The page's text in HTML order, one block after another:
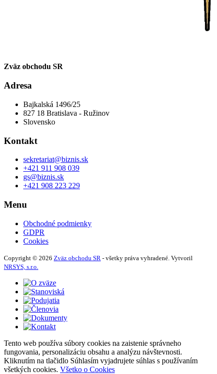
Zväz obchodu SR
Adresa
Bajkalská 1496/25
827 18 Bratislava - Ružinov
Slovensko
Kontakt
sekretariat@biznis.sk
+421 911 908 039
gs@biznis.sk
+421 908 223 229
Menu
Obchodné podmienky
GDPR
Cookies
Copyright © 2026 Zväz obchodu SR - všetky práva vyhradené. Vytvoril
NRSYS, s.r.o.
Tento web používa súbory cookies na zaistenie správneho
fungovania, personalizáciu obsahu a analýzu návštevnosti.
Kliknutím na tlačidlo Súhlasím vyjadrujete súhlas s používaním
všetkých cookies. Všetko o Cookies